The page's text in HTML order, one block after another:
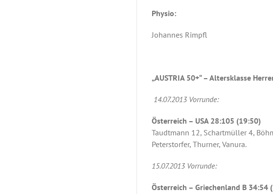
Physio:
Johannes Rimpfl
„AUSTRIA 50+“ – Altersklasse
14.07.2013 Vorrunde:
Österreich – USA 28:105 (19:50)
Taudtmann 12, Schartmüller 4,
Peterstorfer, Thurner, Vanura.
15.07.2013 Vorrunde:
Österreich – Griechenland B 34:54